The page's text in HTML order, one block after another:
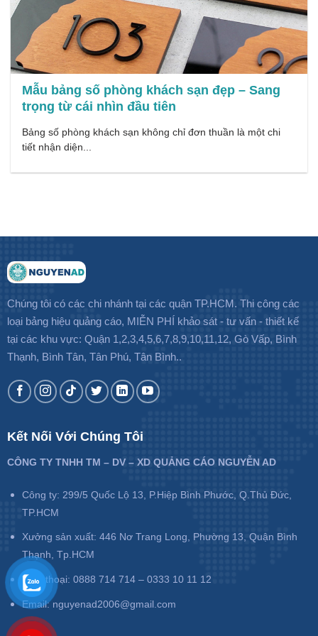
Mẫu bảng số phòng khách sạn đẹp – Sang
trọng từ cái nhìn đầu tiên
Bảng số phòng khách sạn không chỉ đơn thuần là một chi
tiết nhận diện...
Chúng tôi có các chi nhánh tại các quận TP.HCM. Thi công các
loại bảng hiệu quảng cáo, MIỄN PHÍ khảo sát - tư vấn - thiết kế
tại các khu vực: Quận 1,2,3,4,5,6,7,8,9,10,11,12, Gò Vấp, Bình
Thạnh, Bình Tân, Tân Phú, Tân Bình..
Kết Nối Với Chúng Tôi
CÔNG TY TNHH TM – DV – XD QUẢNG CÁO NGUYỄN AD
Công ty: 299/5 Quốc Lộ 13, P.Hiệp Bình Phước, Q.Thủ Đức,
TP.HCM
Xưởng sản xuất: 446 Nơ Trang Long, Phường 13, Quận Bình
Thạnh, Tp.HCM
Điện thoại: 0888 714 714 – 0333 10 11 12
Email: nguyenad2006@gmail.com